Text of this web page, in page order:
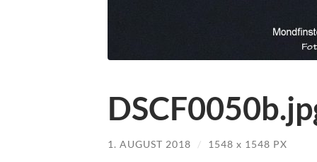
1. AUGUST 2018 / 1548 x 1548 PX